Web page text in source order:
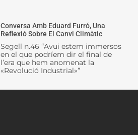
Conversa Amb Eduard Furró, Una
Reflexió Sobre El Canvi Climàtic
Segell n.46 “Avui estem immersos
en el que podríem dir el final de
l’era que hem anomenat la
«Revolució Industrial»”